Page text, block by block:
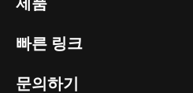
빠른 링크
문의하기